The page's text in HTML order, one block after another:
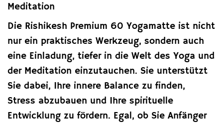
Meditation
Die Rishikesh Premium 60 Yogamatte ist nicht
nur ein praktisches Werkzeug, sondern auch
eine Einladung, tiefer in die Welt des Yoga und
der Meditation einzutauchen. Sie unterstützt
Sie dabei, Ihre innere Balance zu finden,
Stress abzubauen und Ihre spirituelle
Entwicklung zu fördern. Egal, ob Sie Anfänger